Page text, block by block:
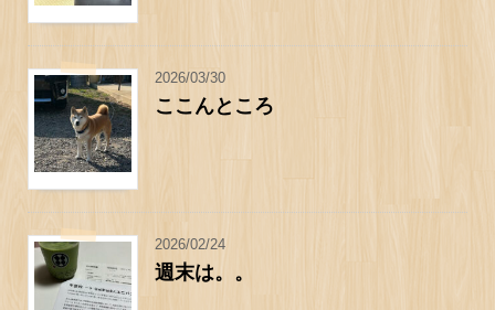
2026/03/30
ここんところ
2026/02/24
週末は。。